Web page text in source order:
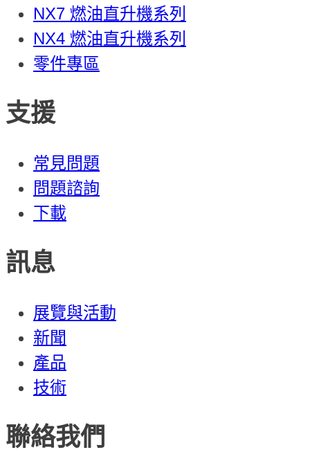
NX7 燃油直升機系列
NX4 燃油直升機系列
零件專區
支援
常見問題
問題諮詢
下載
訊息
展覽與活動
新聞
產品
技術
聯絡我們